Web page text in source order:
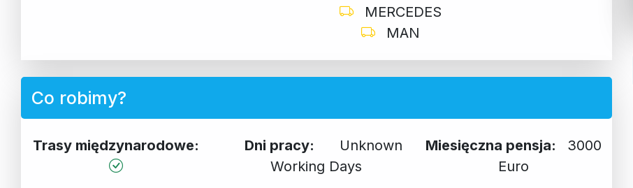
MERCEDES
MAN
Co robimy?
Trasy międzynarodowe: Dni pracy:
Unknown
Working Days
Miesięczna pensja:
3000
Euro